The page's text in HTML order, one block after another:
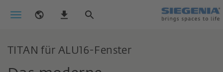
TITAN für ALU16-Fenster